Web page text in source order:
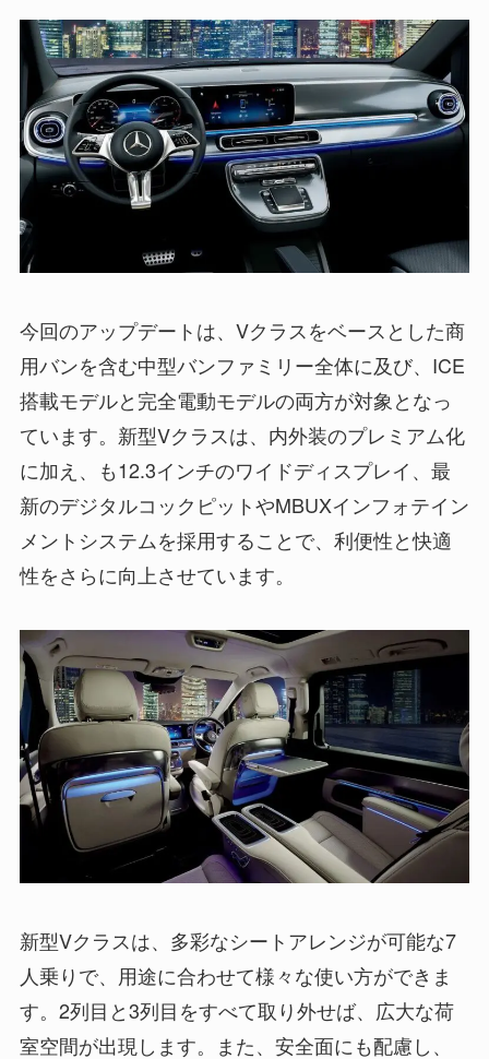
今回のアップデートは、Vクラスをベースとした商
用バンを含む中型バンファミリー全体に及び、ICE
搭載モデルと完全電動モデルの両方が対象となっ
ています。新型Vクラスは、内外装のプレミアム化
に加え、も12.3インチのワイドディスプレイ、最
新のデジタルコックピットやMBUXインフォテイン
メントシステムを採用することで、利便性と快適
性をさらに向上させています。
新型Vクラスは、多彩なシートアレンジが可能な7
人乗りで、用途に合わせて様々な使い方ができま
す。2列目と3列目をすべて取り外せば、広大な荷
室空間が出現します。また、安全面にも配慮し、